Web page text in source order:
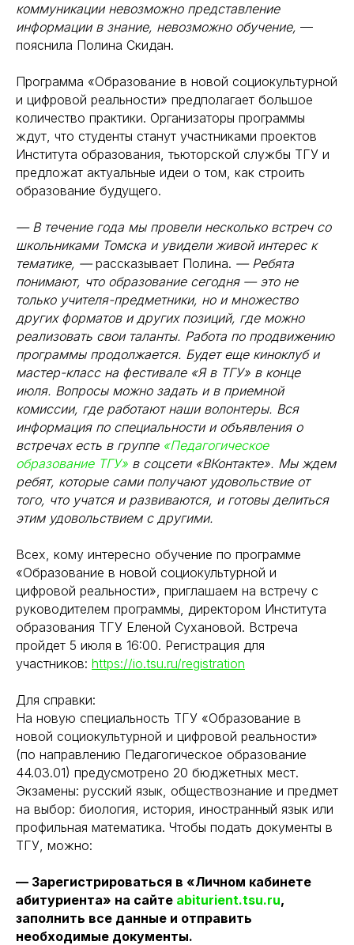
коммуникации невозможно представление
информации в знание, невозможно обучение, —
пояснила Полина Скидан.
Программа «Образование в новой социокультурной
и цифровой реальности» предполагает большое
количество практики. Организаторы программы
ждут, что студенты станут участниками проектов
Института образования, тьюторской службы ТГУ и
предложат актуальные идеи о том, как строить
образование будущего.
— В течение года мы провели несколько встреч со
школьниками Томска и увидели живой интерес к
тематике, —рассказывает Полина. — Ребята
понимают, что образование сегодня — это не
только учителя-предметники, но и множество
других форматов и других позиций, где можно
реализовать свои таланты. Работа по продвижению
программы продолжается. Будет еще киноклуб и
мастер-класс на фестивале «Я в ТГУ» в конце
июля. Вопросы можно задать и в приемной
комиссии, где работают наши волонтеры. Вся
информация по специальности и объявления о
встречах есть в группе «Педагогическое
образование ТГУ» в соцсети «ВКонтакте». Мы ждем
ребят, которые сами получают удовольствие от
того, что учатся и развиваются, и готовы делиться
этим удовольствием с другими.
Всех, кому интересно обучение по программе
«Образование в новой социокультурной и
цифровой реальности», приглашаем на встречу с
руководителем программы, директором Института
образования ТГУ Еленой Сухановой. Встреча
пройдет 5 июля в 16:00. Регистрация для
участников: https://io.tsu.ru/registration
Для справки:
На новую специальность ТГУ «Образование в
новой социокультурной и цифровой реальности»
(по направлению Педагогическое образование
44.03.01) предусмотрено 20 бюджетных мест.
Экзамены: русский язык, обществознание и предмет
на выбор: биология, история, иностранный язык или
профильная математика. Чтобы подать документы в
ТГУ, можно:
— Зарегистрироваться в «Личном кабинете
абитуриента» на сайте abiturient.tsu.ru,
заполнить все данные и отправить
необходимые документы.